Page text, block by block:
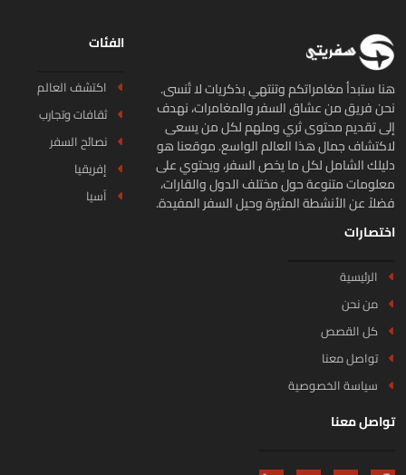
ستبدأ مغامراتكم وتنتهي بذكريات لا تُنسى.
فريق من عشاق السفر والمغامرات، نهدف
تقديم محتوى ثري وملهم لكل من يسعى
جمال هذا العالم الواسع. موقعنا هو
الشامل لكل ما يخص السفر، ويحتوي على
متنوعة حول مختلف الدول والقارات،
عن الأنشطة المثيرة وحيل السفر المفيدة.
الفئات
اكتشف العالم
ثقافات وتجارب
نصائح السفر
إفريقيا
آسيا
الرئيسية
من نحن
كل القصص
تواصل معنا
سياسة الخصوصية
معنا